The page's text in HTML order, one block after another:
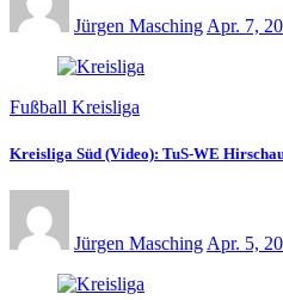
Jürgen Masching Apr. 7,
Fußball Kreisliga
Kreisliga Süd (Video): TuS-WE
Jürgen Masching Apr. 5,